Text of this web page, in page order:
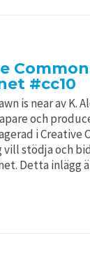
#cc10
is near av K.
och
i Creative
vill stödja och
Detta inlägg